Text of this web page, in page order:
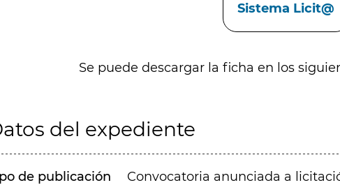
Sistema Licit@
Se puede descargar la ficha en los
del expediente
de publicación Convocatoria anunciada a